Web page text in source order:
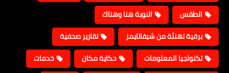
الطقس
النوبة هنا وهناك
برقية تهنئة من شيفاتايمز
تقارير صحفية
تكنولجيا المعلومات
حكاية مكان
خدمات